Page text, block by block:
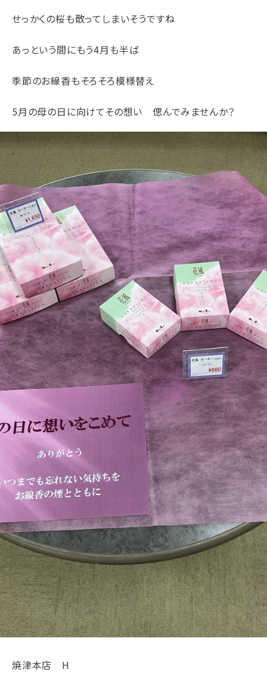
駐車場
駐車場12台駐車可能
静岡県浜松市浜北区東美薗182
地図を開く
浜松店 藤枝店 焼津本店
静岡本通店 静岡石田街道店 清水店
裾野店
お店一覧を見る
海洋散骨
樹木葬
- スタッフブログ
- 企業情報
- 採用情報
- やまき寺子屋教室
- なつかしのCM
- プライバシーポリシー
せっかくの桜も散ってしまいそうですね
あっという間にもう4月も半ば
季節のお線香もそろそろ模様替え
5月の母の日に向けてその想い 偲んでみませんか？
焼津本店 H